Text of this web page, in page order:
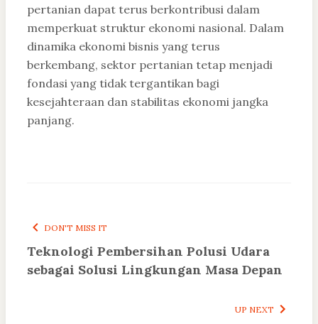
pertanian dapat terus berkontribusi dalam
memperkuat struktur ekonomi nasional. Dalam
dinamika ekonomi bisnis yang terus
berkembang, sektor pertanian tetap menjadi
fondasi yang tidak tergantikan bagi
kesejahteraan dan stabilitas ekonomi jangka
panjang.
DON'T MISS IT
Teknologi Pembersihan Polusi Udara
sebagai Solusi Lingkungan Masa Depan
UP NEXT